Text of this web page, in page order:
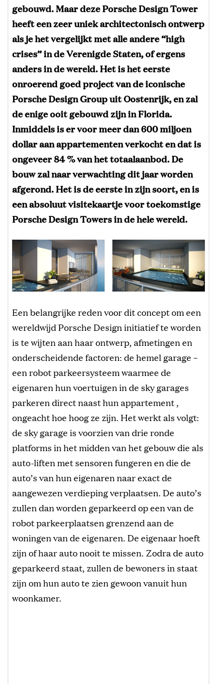
gebouwd. Maar deze Porsche Design Tower
heeft een zeer uniek architectonisch ontwerp
als je het vergelijkt met alle andere “high
crises” in de Verenigde Staten, of ergens
anders in de wereld. Het is het eerste
onroerend goed project van de iconische
Porsche Design Group uit Oostenrijk, en zal
de enige ooit gebouwd zijn in Florida.
Inmiddels is er voor meer dan 600 miljoen
dollar aan appartementen verkocht en dat is
ongeveer 84 % van het totaalaanbod. De
bouw zal naar verwachting dit jaar worden
afgerond. Het is de eerste in zijn soort, en is
een absoluut visitekaartje voor toekomstige
Porsche Design Towers in de hele wereld.
Een belangrijke reden voor dit concept om een
wereldwijd Porsche Design initiatief te worden
is te wijten aan haar ontwerp, afmetingen en
onderscheidende factoren: de hemel garage –
een robot parkeersysteem waarmee de
eigenaren hun voertuigen in de sky garages
parkeren direct naast hun appartement ,
ongeacht hoe hoog ze zijn. Het werkt als volgt:
de sky garage is voorzien van drie ronde
platforms in het midden van het gebouw die als
auto-liften met sensoren fungeren en die de
auto’s van hun eigenaren naar exact de
aangewezen verdieping verplaatsen. De auto’s
zullen dan worden geparkeerd op een van de
robot parkeerplaatsen grenzend aan de
woningen van de eigenaren. De eigenaar hoeft
zijn of haar auto nooit te missen. Zodra de auto
geparkeerd staat, zullen de bewoners in staat
zijn om hun auto te zien gewoon vanuit hun
woonkamer.